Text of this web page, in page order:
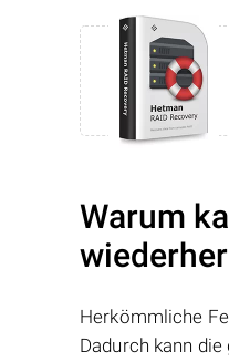
Warum
Herkömmliche
Dadurch kann